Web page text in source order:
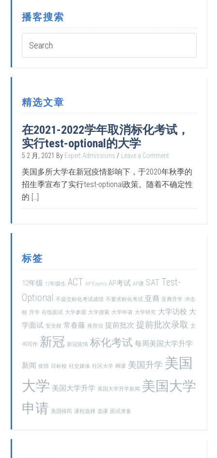
播客搜索
精选文章
在2021-2022学年取消标化考试，
实行test-optional的大学
5 2 月, 2021 By Expert Admissions Leave a Comment
美国多所大学在新冠疫情影响下，于2020年秋季的
招生季宣布了实行test-optional政策。随着不确定性
的 […]
标签
12年级 12年级生 ACT AP Exams AP考试 AP课 SAT Test-
Optional 不提交标化考试成绩 不要求标化考试 亚裔 亚裔升学 冲击
校 升学 在线面试 大学参观 大学搜索 大学申请 大学研究 大学访校 大
学面试 安全校 常春藤 推荐信 提前批次 提前批次录取 文
书写作 新冠 新冠疫情 标化考试 每周美国大学升学
新闻 疫情 目标校 社交媒体 社区大学 网课 美国升学 美国
大学 美国大学升学 美国大学升学新闻 美国大学
申请 美国移民 课程选择 选课 面试准备